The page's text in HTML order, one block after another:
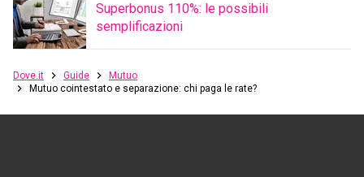
Superbonus 110%: le possibili
semplificazioni
Dove.it Guide
Mutuo
Mutuo cointestato e separazione: chi paga le rate?